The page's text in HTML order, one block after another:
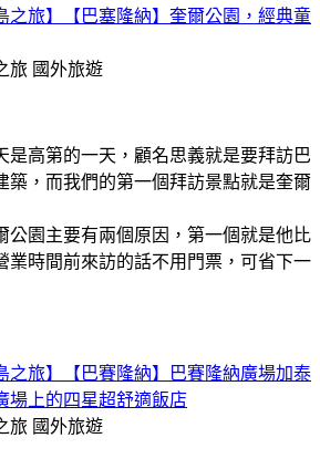
之旅】【巴塞隆納】奎爾公園，經典童
旅 國外旅遊
是高第的一天，顧名思義就是要拜訪巴
築，而我們的第一個拜訪景點就是奎爾
公園主要有兩個原因，第一個就是他比
業時間前來訪的話不用門票，可省下一
之旅】【巴賽隆納】巴賽隆納廣場加泰
場上的四星超舒適飯店
旅 國外旅遊